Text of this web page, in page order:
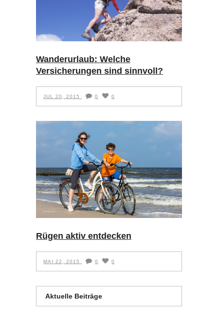
Wanderurlaub: Welche
Versicherungen sind sinnvoll?
JUL 20, 2015 0 0
Rügen aktiv entdecken
MAI 22, 2015 0 0
Aktuelle Beiträge